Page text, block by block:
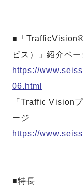
■「
ビス）」紹介ペー
https://
06.html
「Traffic Vision
ージ
https://
■特長